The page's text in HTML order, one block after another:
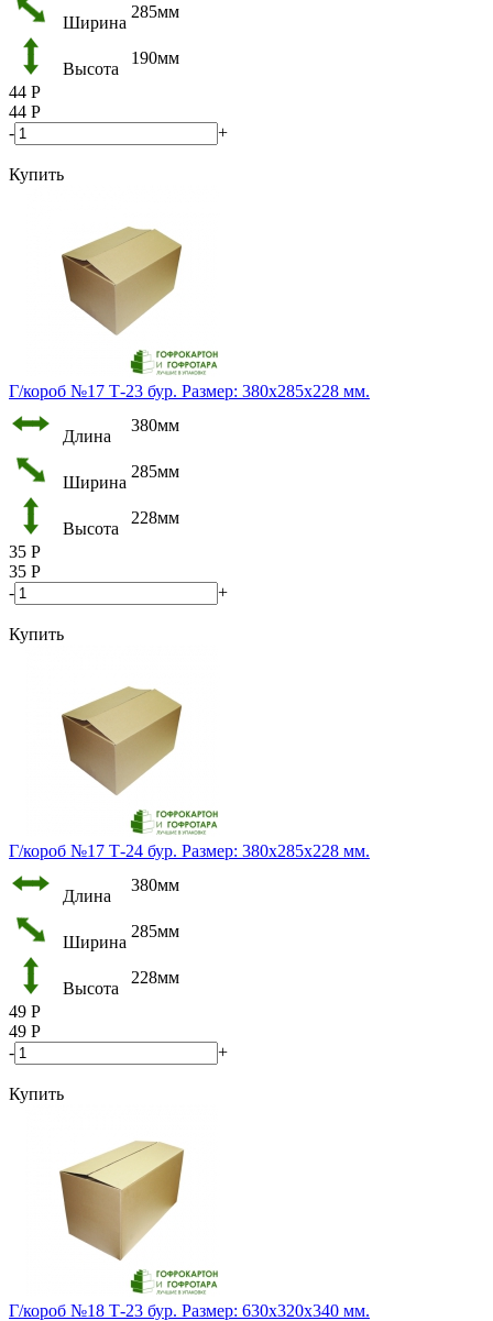
Ширина
285мм
Высота
190мм
44 Р
44 Р
-
+
Купить
Г/короб №17 Т-23 бур. Размер: 380х285х228 мм.
Длина
380мм
Ширина
285мм
Высота
228мм
35 Р
35 Р
-
+
Купить
Г/короб №17 Т-24 бур. Размер: 380х285х228 мм.
Длина
380мм
Ширина
285мм
Высота
228мм
49 Р
49 Р
-
+
Купить
Г/короб №18 Т-23 бур. Размер: 630х320х340 мм.